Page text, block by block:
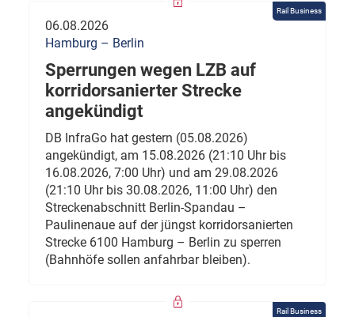
Rail Business
06.08.2026
Hamburg – Berlin
Sperrungen wegen LZB auf
korridorsanierter Strecke
angekündigt
DB InfraGo hat gestern (05.08.2026)
angekündigt, am 15.08.2026 (21:10 Uhr bis
16.08.2026, 7:00 Uhr) und am 29.08.2026
(21:10 Uhr bis 30.08.2026, 11:00 Uhr) den
Streckenabschnitt Berlin-Spandau –
Paulinenaue auf der jüngst korridorsanierten
Strecke 6100 Hamburg – Berlin zu sperren
(Bahnhöfe sollen anfahrbar bleiben).
Rail Business